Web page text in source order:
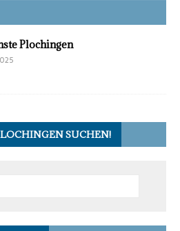
Plochingen
SUCHEN!